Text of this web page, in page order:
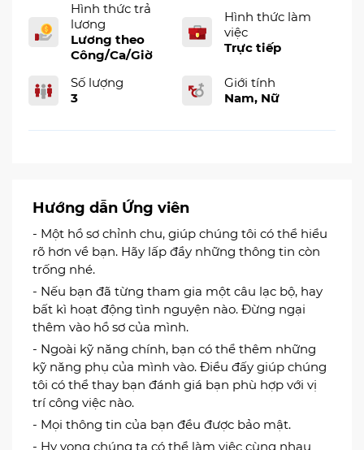
Hình thức trả
lương
Lương theo
Công/Ca/Giờ
Hình thức làm
việc
Trực tiếp
Số lượng
3
Giới tính
Nam, Nữ
Hướng dẫn Ứng viên
- Một hồ sơ chỉnh chu, giúp chúng tôi có thể hiểu
rõ hơn về bạn. Hãy lấp đầy những thông tin còn
trống nhé.
- Nếu bạn đã từng tham gia một câu lạc bộ, hay
bất kì hoạt động tình nguyện nào. Đừng ngại
thêm vào hồ sơ của mình.
- Ngoài kỹ năng chính, bạn có thể thêm những
kỹ năng phụ của mình vào. Điều đấy giúp chúng
tôi có thể thay bạn đánh giá bạn phù hợp với vị
trí công việc nào.
- Mọi thông tin của bạn đều được bảo mật.
- Hy vọng chúng ta có thể làm việc cùng nhau